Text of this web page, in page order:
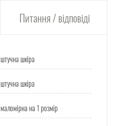
Питання / відповіді
штучна шкіра
штучна шкіра
маломірна на 1 розмір